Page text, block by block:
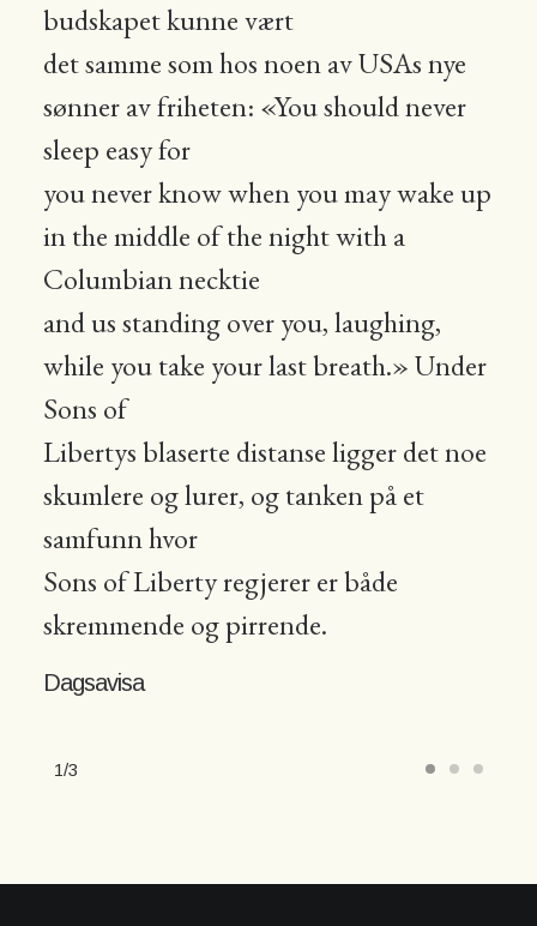
budskapet kunne vært
det samme som hos noen av USAs nye
sønner av friheten: «You should never
sleep easy for
you never know when you may wake up
in the middle of the night with a
Columbian necktie
and us standing over you, laughing,
while you take your last breath.» Under
Sons of
Libertys blaserte distanse ligger det noe
skumlere og lurer, og tanken på et
samfunn hvor
Sons of Liberty regjerer er både
skremmende og pirrende.
Dagsavisa
1 3